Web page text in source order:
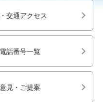
交通アクセス
話番号一覧
見・ご提案